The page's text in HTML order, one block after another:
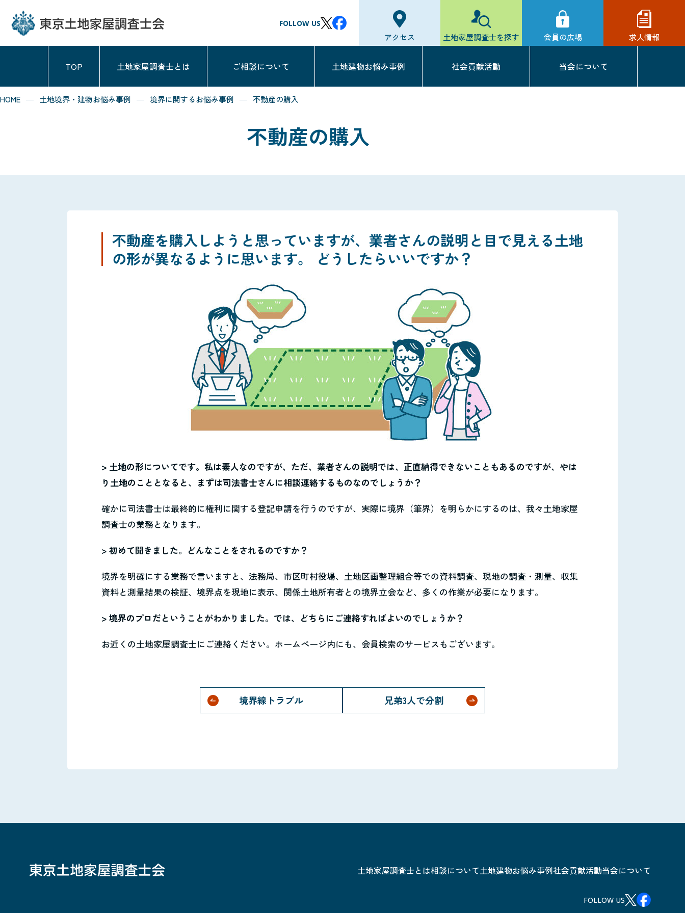
FOLLOW US
アクセス 土地家屋調査士を探す 会員の広場 求人情報
TOP 土地家屋調査士とは ご相談について 土地建物お悩み事例 社会貢献活動 当会について
HOME 土地境界・建物お悩み事例 境界に関するお悩み事例 不動産の購入
不動産の購入
不動産を購入しようと思っていますが、業者さんの説明と目で見える土地
の形が異なるように思います。 どうしたらいいですか？
> 土地の形についてです。私は素人なのですが、ただ、業者さんの説明では、正直納得できないこともあるのですが、やは
り土地のこととなると、まずは司法書士さんに相談連絡するものなのでしょうか？
確かに司法書士は最終的に権利に関する登記申請を行うのですが、実際に境界（筆界）を明らかにするのは、我々土地家屋
調査士の業務となります。
> 初めて聞きました。どんなことをされるのですか？
境界を明確にする業務で言いますと、法務局、市区町村役場、土地区画整理組合等での資料調査、現地の調査・測量、収集
資料と測量結果の検証、境界点を現地に表示、関係土地所有者との境界立会など、多くの作業が必要になります。
> 境界のプロだということがわかりました。では、どちらにご連絡すればよいのでしょうか？
お近くの土地家屋調査士にご連絡ください。ホームページ内にも、会員検索のサービスもございます。
境界線トラブル 兄弟3人で分割
土地家屋調査士とは相談について土地建物お悩み事例社会貢献活動当会について
FOLLOW US